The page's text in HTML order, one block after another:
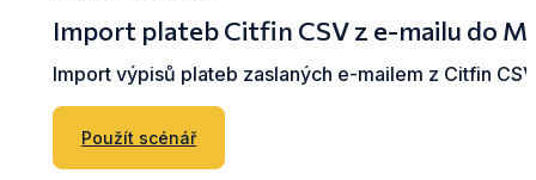
Import plateb Citfin CSV z e-mailu do
Import výpisů plateb zaslaných e-mailem z Citfin
Použít scénář